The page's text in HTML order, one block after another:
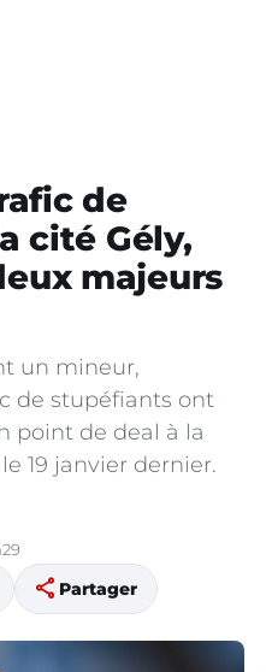
de
cité Gély,
majeurs
un mineur,
de stupéfiants ont
point de deal à la
19 janvier dernier.
share Partager